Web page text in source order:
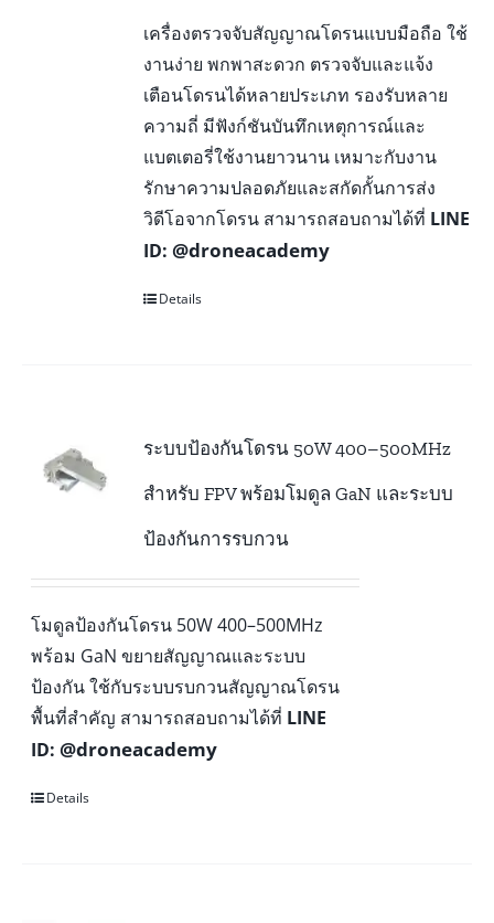
เครื่องตรวจจับสัญญาณโดรนแบบมือถือ ใช้
งานง่าย พกพาสะดวก ตรวจจับและแจ้ง
เตือนโดรนได้หลายประเภท รองรับหลาย
ความถี่ มีฟังก์ชันบันทึกเหตุการณ์และ
แบตเตอรี่ใช้งานยาวนาน เหมาะกับงาน
รักษาความปลอดภัยและสกัดกั้นการส่ง
วิดีโอจากโดรน สามารถสอบถามได้ที่ LINE
ID:@droneacademy
Details
ระบบป้องกันโดรน 50W 400–500MHz
สำหรับ FPV พร้อมโมดูล GaN และระบบ
ป้องกันการรบกวน
โมดูลป้องกันโดรน 50W 400–500MHz
พร้อม GaN ขยายสัญญาณและระบบ
ป้องกัน ใช้กับระบบรบกวนสัญญาณโดรน
พื้นที่สำคัญ สามารถสอบถามได้ที่ LINE
ID:@droneacademy
Details